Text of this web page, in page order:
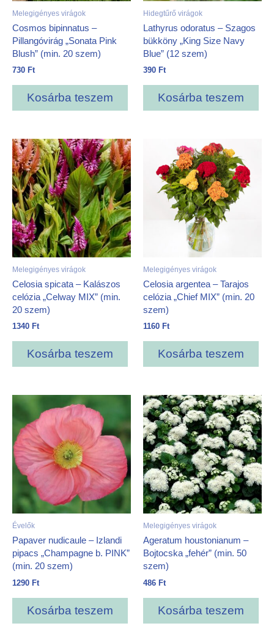
Melegigényes virágok
Cosmos bipinnatus –
Pillangóvirág „Sonata Pink
Blush” (min. 20 szem)
730 Ft
Kosárba teszem
Hidegtűrő virágok
Lathyrus odoratus – Szagos
bükköny „King Size Navy
Blue” (12 szem)
390 Ft
Kosárba teszem
Melegigényes virágok
Celosia spicata – Kalászos
celózia „Celway MIX” (min.
20 szem)
1340 Ft
Kosárba teszem
Melegigényes virágok
Celosia argentea – Tarajos
celózia „Chief MIX” (min. 20
szem)
1160 Ft
Kosárba teszem
Évelők
Papaver nudicaule – Izlandi
pipacs „Champagne b. PINK”
(min. 20 szem)
1290 Ft
Kosárba teszem
Melegigényes virágok
Ageratum houstonianum –
Bojtocska „fehér” (min. 50
szem)
486 Ft
Kosárba teszem